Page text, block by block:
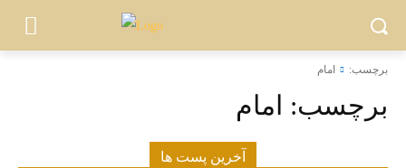
برچسب: امام
برچسب: امام
آخرین پست ها